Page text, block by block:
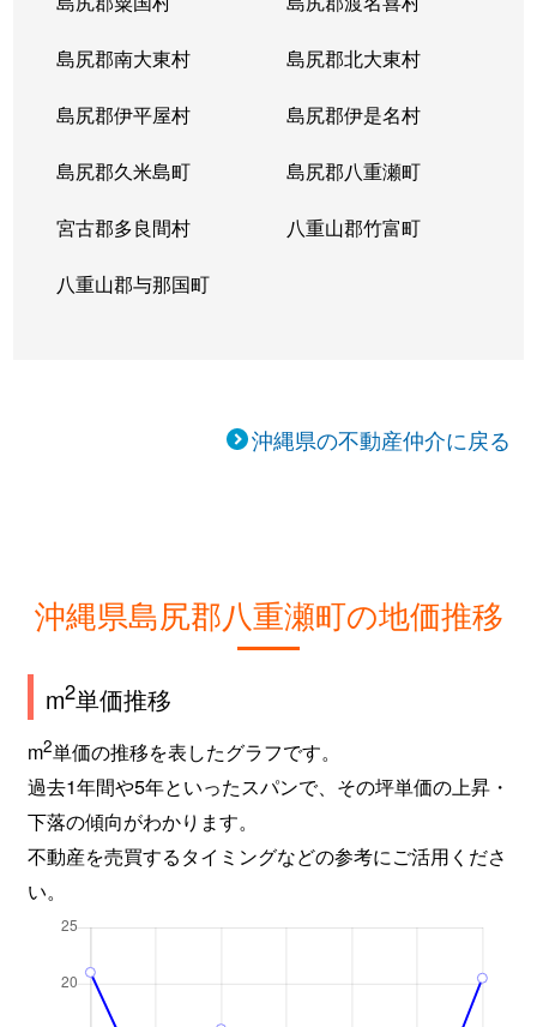
島尻郡南大東村 島尻郡北大東村
島尻郡伊平屋村 島尻郡伊是名村
島尻郡久米島町 島尻郡八重瀬町
宮古郡多良間村 八重山郡竹富町
八重山郡与那国町
沖縄県の不動産仲介に戻る
沖縄県島尻郡八重瀬町の地価推移
m2単価推移
m2単価の推移を表したグラフです。
過去1年間や5年といったスパンで、その坪単価の上昇・
下落の傾向がわかります。
不動産を売買するタイミングなどの参考にご活用くださ
い。